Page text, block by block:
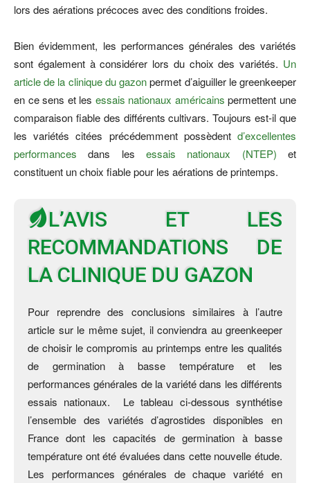
lors des aérations précoces avec des conditions froides.
Bien évidemment, les performances générales des variétés
sont également à considérer lors du choix des variétés. Un
article de la clinique du gazonpermet d’aiguiller le greenkeeper
en ce sens et les essais nationaux américains permettent une
comparaison fiable des différents cultivars. Toujours est-il que
les variétés citées précédemment possèdent d’excellentes
performances dans les essais nationaux (NTEP) et
constituent un choix fiable pour les aérations de printemps.
L’AVIS ET LES
RECOMMANDATIONS DE
LA CLINIQUE DU GAZON
Pour reprendre des conclusions similaires à l’autre
article sur le même sujet, il conviendra au greenkeeper
de choisir le compromis au printemps entre les qualités
de germination à basse température et les
performances générales de la variété dans les différents
essais nationaux. Le tableau ci-dessous synthétise
l’ensemble des variétés d’agrostides disponibles en
France dont les capacités de germination à basse
température ont été évaluées dans cette nouvelle étude.
Les performances générales de chaque variété en